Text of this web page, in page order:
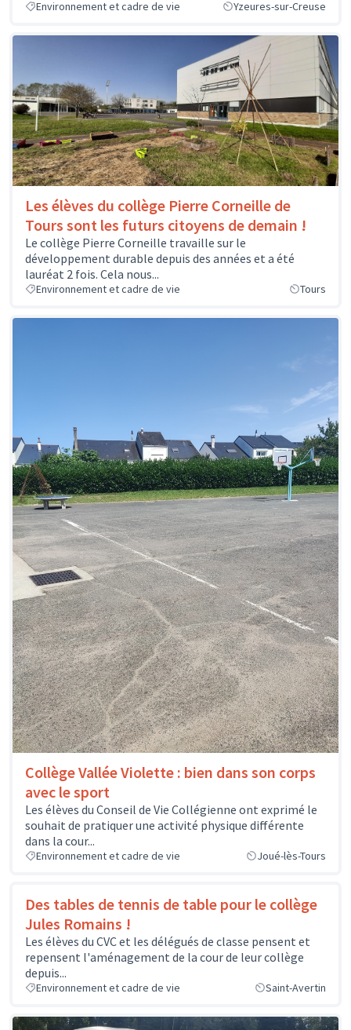
Environnement et cadre de vie Yzeures-sur-Creuse
Les élèves du collège Pierre Corneille de
Tours sont les futurs citoyens de demain !
Le collège Pierre Corneille travaille sur le
développement durable depuis des années et a été
lauréat 2 fois. Cela nous...
Environnement et cadre de vie Tours
Collège Vallée Violette : bien dans son corps
avec le sport
Les élèves du Conseil de Vie Collégienne ont exprimé le
souhait de pratiquer une activité physique différente
dans la cour...
Environnement et cadre de vie Joué-lès-Tours
Des tables de tennis de table pour le collège
Jules Romains !
Les élèves du CVC et les délégués de classe pensent et
repensent l'aménagement de la cour de leur collège
depuis...
Environnement et cadre de vie Saint-Avertin